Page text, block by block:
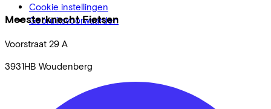
Meesterknecht Fietsen
Voorstraat 29 A
3931HB Woudenberg
Cookie instellingen
Gebruiksvoorwaarden